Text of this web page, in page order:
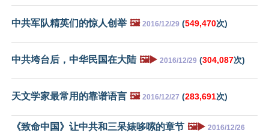
中共军队精英们的惊人创举 🖼️ 2016/12/29 (549,470次)
中共垮台后，中华民国在大陆 🖼️▶️ 2016/12/29 (304,087次)
天文学家最常用的靠谱语言 🖼️ 2016/12/27 (283,691次)
《致命中国》让中共和三呆婊哆嗦的章节 🖼️▶️ 2016/12/26